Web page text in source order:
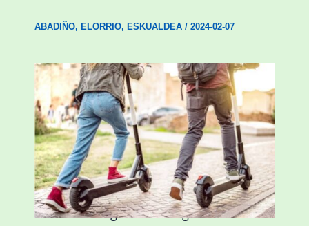
ABADIÑO, ELORRIO, ESKUALDEA/ 2024-02-07
Ostegun honetan “Oinezko
Nagusientzako Bide Segurtasuna”
hitzaldia izango da Durangon